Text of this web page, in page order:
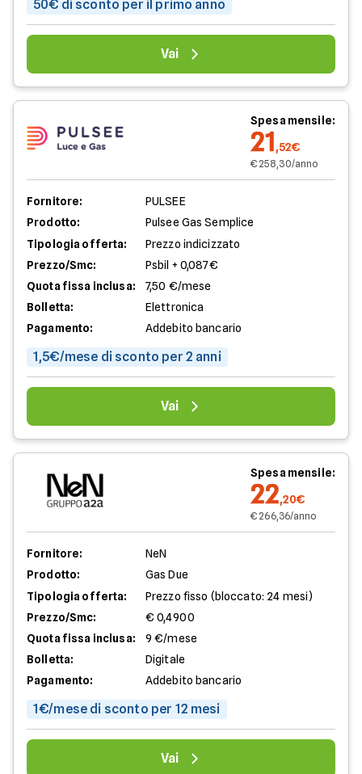
50€ di sconto per il primo anno
Vai
Spesa mensile:
21,52€
€ 258,30/anno
Fornitore:
PULSEE
Prodotto:
Pulsee Gas Semplice
Tipologia offerta:
Prezzo indicizzato
Prezzo/Smc:
Psbil + 0,087€
Quota fissa inclusa:
7,50 €/mese
Bolletta:
Elettronica
Pagamento:
Addebito bancario
1,5€/mese di sconto per 2 anni
Vai
Spesa mensile:
22,20€
€ 266,36/anno
Fornitore:
NeN
Prodotto:
Gas Due
Tipologia offerta:
Prezzo fisso (bloccato: 24 mesi)
Prezzo/Smc:
€ 0,4900
Quota fissa inclusa:
9 €/mese
Bolletta:
Digitale
Pagamento:
Addebito bancario
1€/mese di sconto per 12 mesi
Vai